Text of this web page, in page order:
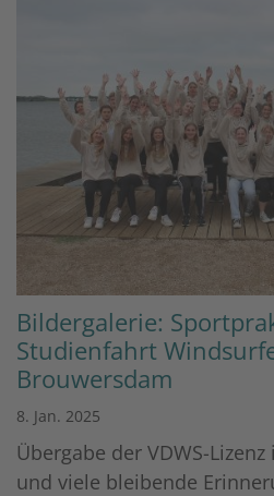
Bildergalerie:
Studienfahrt
Brouwersdam
8. Jan. 2025
Übergabe der VDWS-
und viele bleibende